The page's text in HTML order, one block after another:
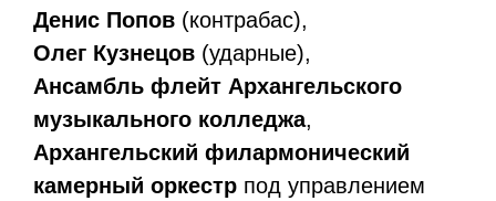
Денис Попов (контрабас),
Олег Кузнецов (ударные),
Ансамбль флейт Архангельского
музыкального колледжа,
Архангельский филармонический
камерный оркестр под управлением